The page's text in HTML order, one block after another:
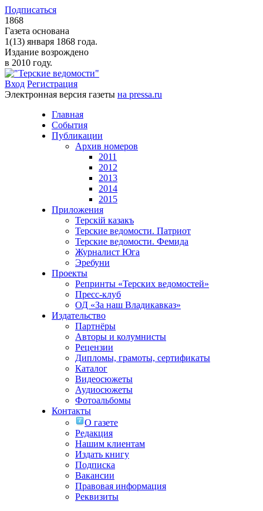
Подписаться
1868
Газета основана
1(13) января 1868 года.
Издание возрождено
в 2010 году.
Вход Регистрация
Электронная версия газеты на pressa.ru
Главная
События
Публикации
Архив номеров
2011
2012
2013
2014
2015
Приложения
Терскiй казакъ
Терские ведомости. Патриот
Терские ведомости. Фемида
Журналист Юга
Эребуни
Проекты
Репринты «Терских ведомостей»
Пресс-клуб
ОД «За наш Владикавказ»
Издательство
Партнёры
Авторы и колумнисты
Рецензии
Дипломы, грамоты, сертификаты
Каталог
Видеосюжеты
Аудиосюжеты
Фотоальбомы
Контакты
О газете
Редакция
Нашим клиентам
Издать книгу
Подписка
Вакансии
Правовая информация
Реквизиты